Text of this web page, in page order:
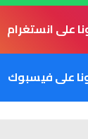
على انستغرام
على فيسبوك